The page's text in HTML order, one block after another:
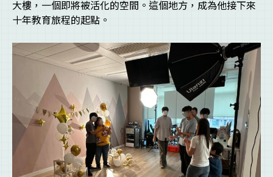
大樓，一個即將被活化的空間。這個地方，成為他接下來
十年教育旅程的起點。